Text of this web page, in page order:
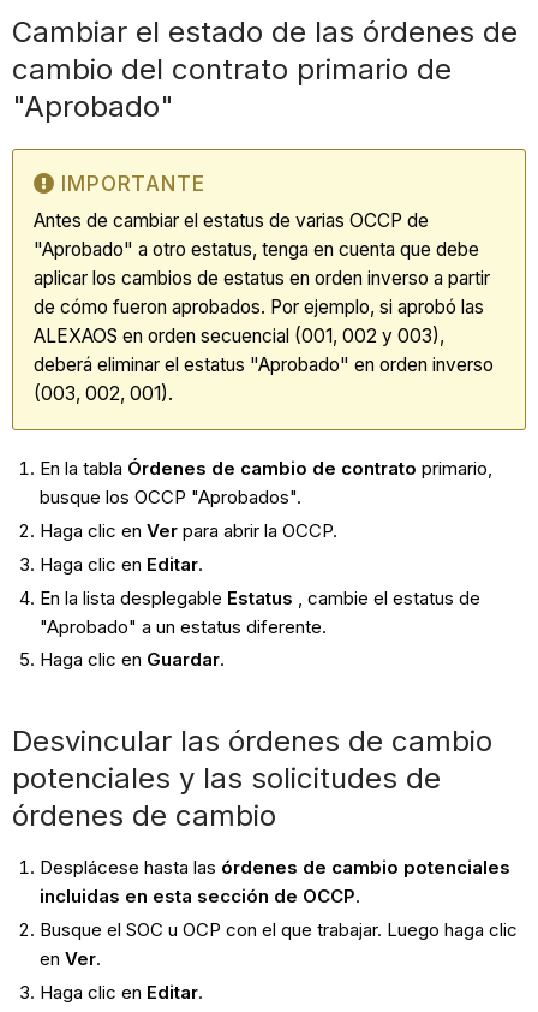
Cambiar el estado de las órdenes de
cambio del contrato primario de
"Aprobado"
IMPORTANTE
Antes de cambiar el estatus de varias OCCP de
"Aprobado" a otro estatus, tenga en cuenta que debe
aplicar los cambios de estatus en orden inverso a partir
de cómo fueron aprobados. Por ejemplo, si aprobó las
ALEXAOS en orden secuencial (001, 002 y 003),
deberá eliminar el estatus "Aprobado" en orden inverso
(003, 002, 001).
En la tabla Órdenes de cambio de contrato primario,
busque los OCCP "Aprobados".
Haga clic en Verpara abrir la OCCP.
Haga clic en Editar.
En la lista desplegable Estatus , cambie el estatus de
"Aprobado" a un estatus diferente.
Haga clic en Guardar.
Desvincular las órdenes de cambio
potenciales y las solicitudes de
órdenes de cambio
Desplácese hasta las órdenes de cambio potenciales
incluidas en esta sección de OCCP.
Busque el SOC u OCP con el que trabajar. Luego haga clic
en Ver.
Haga clic en Editar.